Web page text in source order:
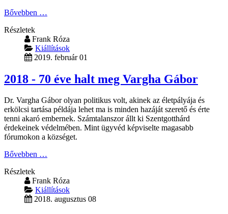
Bővebben …
Részletek
Frank Róza
Kiállítások
2019. február 01
2018 - 70 éve halt meg Vargha Gábor
Dr. Vargha Gábor olyan politikus volt, akinek az életpályája és
erkölcsi tartása példája lehet ma is minden hazáját szerető és érte
tenni akaró embernek. Számtalanszor állt ki Szentgotthárd
érdekeinek védelmében. Mint ügyvéd képviselte magasabb
fórumokon a községet.
Bővebben …
Részletek
Frank Róza
Kiállítások
2018. augusztus 08